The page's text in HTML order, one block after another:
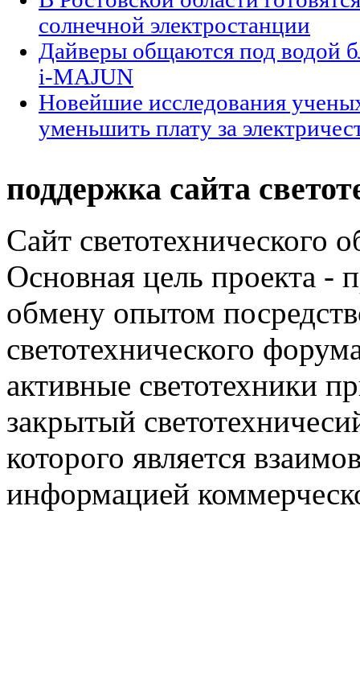
солнечной электростанции
Дайверы общаются под водой
i-MAJUN
Новейшие исследования
уменьшить плату за
поддержка сайта
Сайт светотехнического
Основная цель проекта -
обмену опытом
светотехнического
активные светотехники
закрытый
которого является
информацией